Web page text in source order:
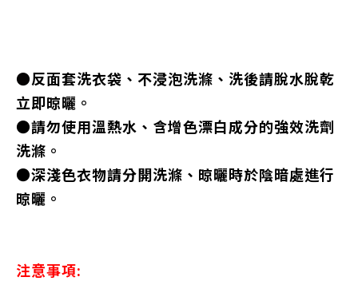
●反面套洗衣袋、不浸泡洗滌、洗後請脫水脫乾
立即晾曬。
●請勿使用溫熱水、含增色漂白成分的強效洗劑
洗滌。
●深淺色衣物請分開洗滌、晾曬時於陰暗處進行
晾曬。
注意事項: